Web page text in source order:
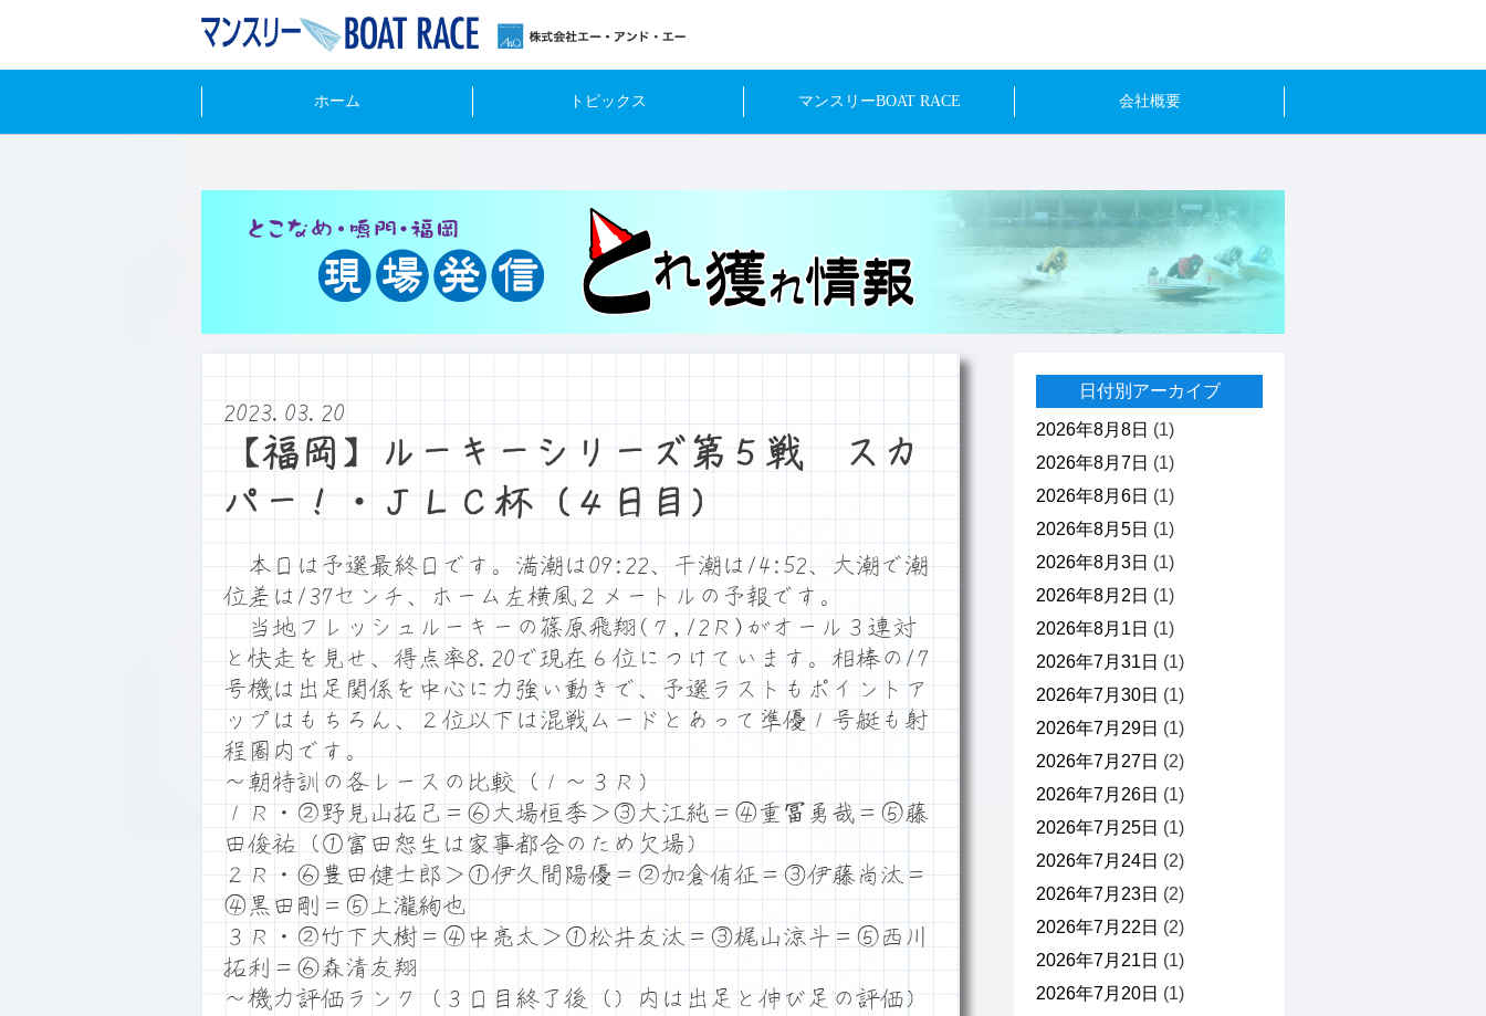
ホーム トピックス マンスリーBOAT RACE 会社概要
2023.03.20
【福岡】ルーキーシリーズ第５戦 スカ
パー！・ＪＬＣ杯（４日目）
本日は予選最終日です。満潮は09:22、干潮は14:52、大潮で潮
位差は137センチ、ホーム左横風２メートルの予報です。
当地フレッシュルーキーの篠原飛翔(７,12Ｒ)がオール３連対
と快走を見せ、得点率8.20で現在６位につけています。相棒の17
号機は出足関係を中心に力強い動きで、予選ラストもポイントア
ップはもちろん、２位以下は混戦ムードとあって準優１号艇も射
程圏内です。
～朝特訓の各レースの比較（１～３Ｒ）
１Ｒ・②野見山拓己＝⑥大場恒季＞③大江純＝④重冨勇哉＝⑤藤
田俊祐（①富田恕生は家事都合のため欠場）
２Ｒ・⑥豊田健士郎＞①伊久間陽優＝②加倉侑征＝③伊藤尚汰＝
④黒田剛＝⑤上瀧絢也
３Ｒ・②竹下大樹＝④中亮太＞①松井友汰＝③梶山涼斗＝⑤西川
拓利＝⑥森清友翔
～機力評価ランク（３日目終了後（）内は出足と伸び足の評価）
日付別アーカイブ
2026年8月8日 (1)
2026年8月7日 (1)
2026年8月6日 (1)
2026年8月5日 (1)
2026年8月3日 (1)
2026年8月2日 (1)
2026年8月1日 (1)
2026年7月31日 (1)
2026年7月30日 (1)
2026年7月29日 (1)
2026年7月27日 (2)
2026年7月26日 (1)
2026年7月25日 (1)
2026年7月24日 (2)
2026年7月23日 (2)
2026年7月22日 (2)
2026年7月21日 (1)
2026年7月20日 (1)